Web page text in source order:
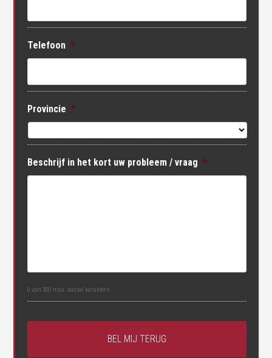
Telefoon *
Provincie *
Beschrijf in het kort uw probleem / vraag *
0 van 300 max. aantal karakters